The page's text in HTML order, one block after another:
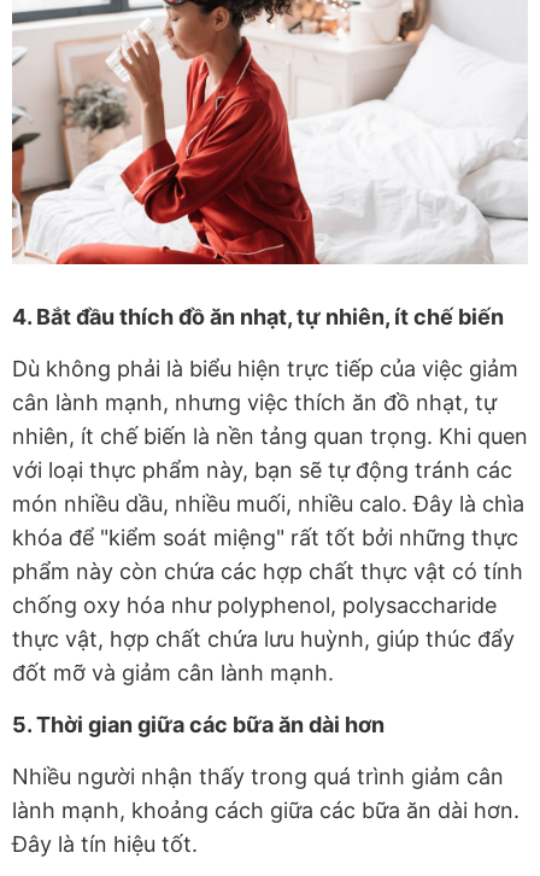
4. Bắt đầu thích đồ ăn nhạt, tự nhiên, ít chế biến
Dù không phải là biểu hiện trực tiếp của việc giảm
cân lành mạnh, nhưng việc thích ăn đồ nhạt, tự
nhiên, ít chế biến là nền tảng quan trọng. Khi quen
với loại thực phẩm này, bạn sẽ tự động tránh các
món nhiều dầu, nhiều muối, nhiều calo. Đây là chìa
khóa để "kiểm soát miệng" rất tốt bởi những thực
phẩm này còn chứa các hợp chất thực vật có tính
chống oxy hóa như polyphenol, polysaccharide
thực vật, hợp chất chứa lưu huỳnh, giúp thúc đẩy
đốt mỡ và giảm cân lành mạnh.
5. Thời gian giữa các bữa ăn dài hơn
Nhiều người nhận thấy trong quá trình giảm cân
lành mạnh, khoảng cách giữa các bữa ăn dài hơn.
Đây là tín hiệu tốt.